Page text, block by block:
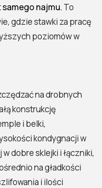
najmu. To
gdzie stawki za pracę
poziomów w
na drobnych
konstrukcję
i belki,
kondygnacji w
dobre sklejki i łączniki,
na gładkości
i ilości